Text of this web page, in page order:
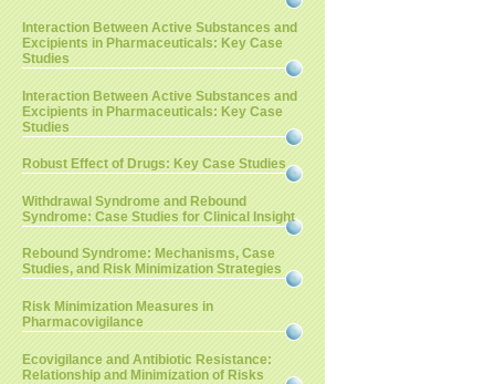
Interaction Between Active Substances and
Excipients in Pharmaceuticals: Key Case
Studies
Interaction Between Active Substances and
Excipients in Pharmaceuticals: Key Case
Studies
Robust Effect of Drugs: Key Case Studies
Withdrawal Syndrome and Rebound
Syndrome: Case Studies for Clinical Insight
Rebound Syndrome: Mechanisms, Case
Studies, and Risk Minimization Strategies
Risk Minimization Measures in
Pharmacovigilance
Ecovigilance and Antibiotic Resistance:
Relationship and Minimization of Risks